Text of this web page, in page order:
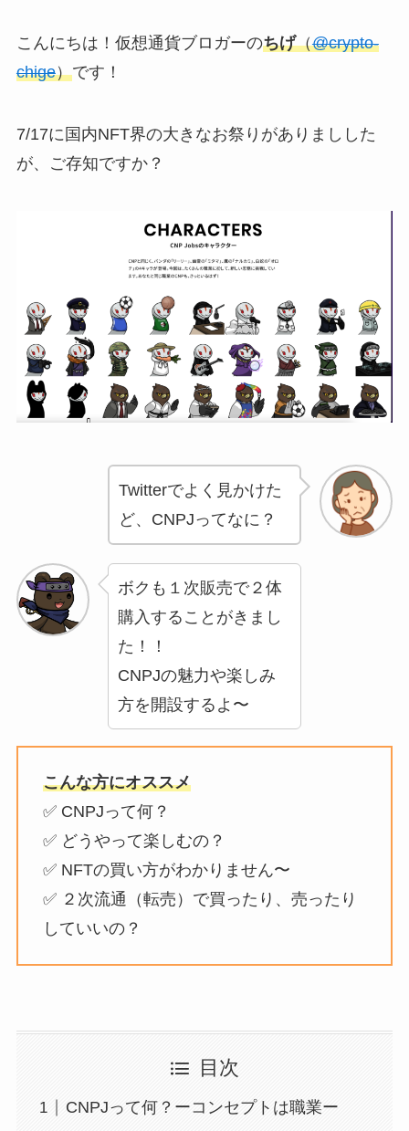
こんにちは！仮想通貨ブロガーのちげ（@crypto-
chige）です！
7/17に国内NFT界の大きなお祭りがありましした
が、ご存知ですか？
Twitterでよく見かけた
ど、CNPJってなに？
ボクも１次販売で２体
購入することがきまし
た！！
CNPJの魅力や楽しみ
方を開設するよ〜
こんな方にオススメ
✅ CNPJって何？
✅ どうやって楽しむの？
✅ NFTの買い方がわかりません〜
✅ ２次流通（転売）で買ったり、売ったり
していいの？
目次
CNPJって何？ーコンセプトは職業ー